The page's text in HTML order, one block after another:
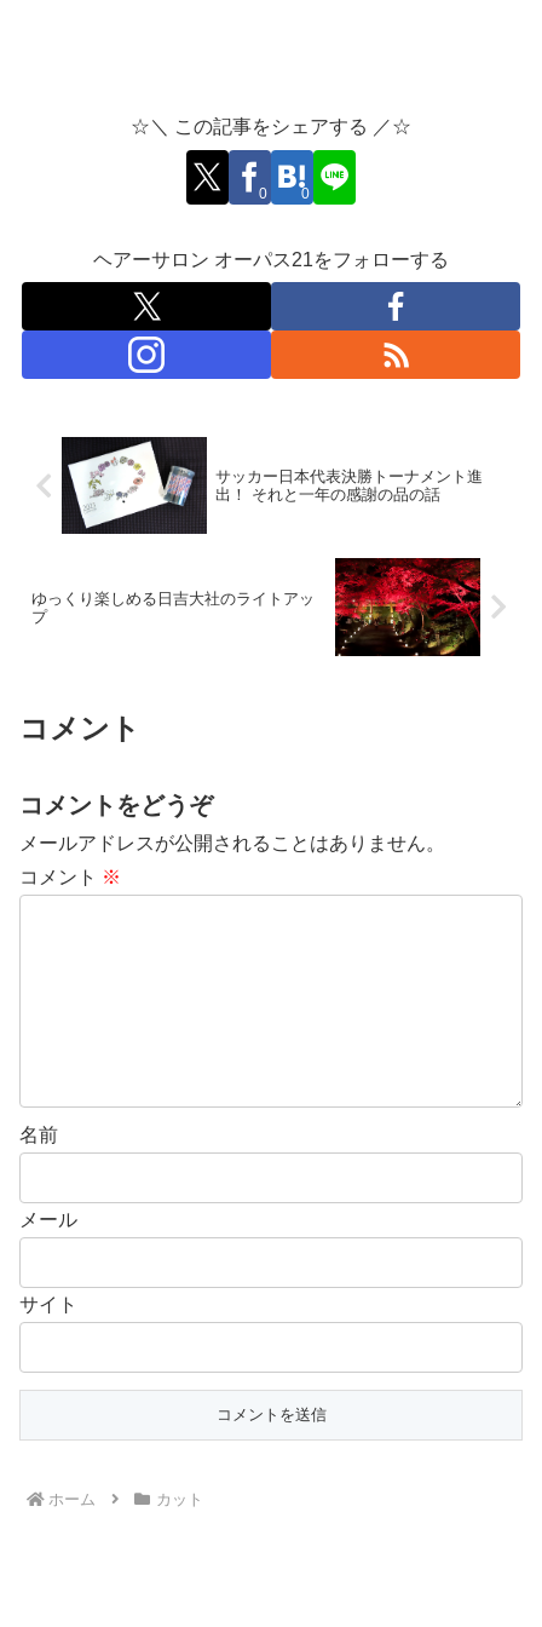
☆＼ この記事をシェアする ／☆
0 0
ヘアーサロン オーパス21をフォローする
サッカー日本代表決勝トーナメント進
出！ それと一年の感謝の品の話
ゆっくり楽しめる日吉大社のライトアッ
プ
コメント
コメントをどうぞ
メールアドレスが公開されることはありません。
コメント ※
名前
メール
サイト
ホーム カット